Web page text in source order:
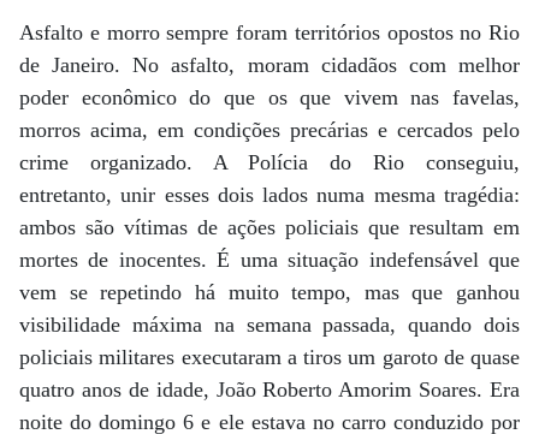
Asfalto e morro sempre foram territórios opostos no Rio
de Janeiro. No asfalto, moram cidadãos com melhor
poder econômico do que os que vivem nas favelas,
morros acima, em condições precárias e cercados pelo
crime organizado. A Polícia do Rio conseguiu,
entretanto, unir esses dois lados numa mesma tragédia:
ambos são vítimas de ações policiais que resultam em
mortes de inocentes. É uma situação indefensável que
vem se repetindo há muito tempo, mas que ganhou
visibilidade máxima na semana passada, quando dois
policiais militares executaram a tiros um garoto de quase
quatro anos de idade, João Roberto Amorim Soares. Era
noite do domingo 6 e ele estava no carro conduzido por